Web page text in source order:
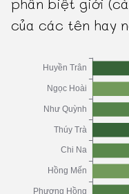
phân biệt giới
của các tên hay